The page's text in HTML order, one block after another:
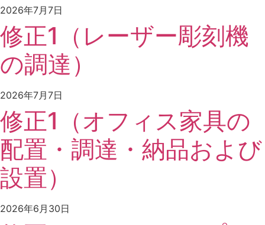
2026年7月7日
修正1（レーザー彫刻機
の調達）
2026年7月7日
修正1（オフィス家具の
配置・調達・納品および
設置）
2026年6月30日